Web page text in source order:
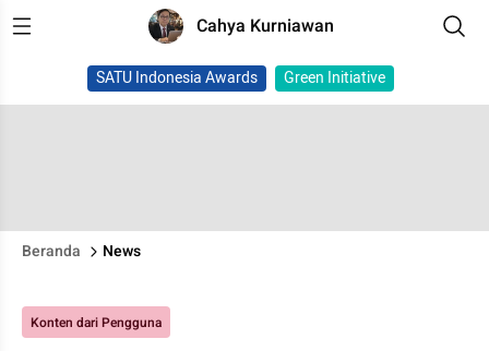
Cahya Kurniawan
SATU Indonesia Awards Green Initiative
Beranda News
Konten dari Pengguna